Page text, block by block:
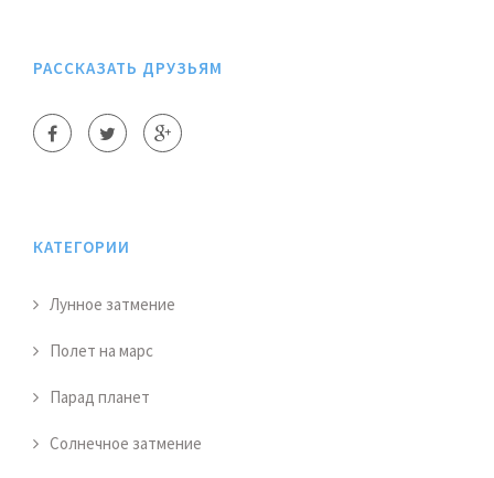
РАССКАЗАТЬ ДРУЗЬЯМ
КАТЕГОРИИ
Лунное затмение
Полет на марс
Парад планет
Солнечное затмение